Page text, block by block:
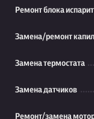
Ремонт блока
Замена/ремонт
Замена термостата
Замена датчиков
Ремонт/замена